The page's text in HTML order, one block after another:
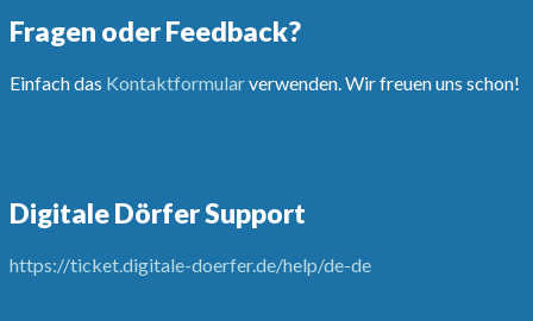
Fragen oder Feedback?
Einfach das Kontaktformularverwenden. Wir freuen uns schon!
Digitale Dörfer Support
https://ticket.digitale-doerfer.de/help/de-de